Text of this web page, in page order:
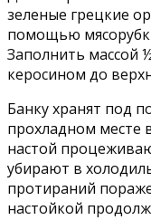
зеленые грецкие
помощью
Заполнить массой
керосином до
Банку хранят под
прохладном месте
настой
убирают в
протираний
настойкой